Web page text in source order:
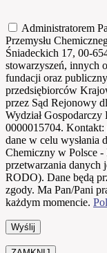
Administratorem
Przemysłu
Śniadeckich 17, 00-
stowarzyszeń, innych
fundacji oraz
przedsiębiorców
przez Sąd Rejonowy
Wydział
0000015704. Kontakt:
dane w celu wysłania
Chemiczny w Polsce
przetwarzania danych
RODO). Dane będą
zgody. Ma Pan/Pani
każdym momencie.